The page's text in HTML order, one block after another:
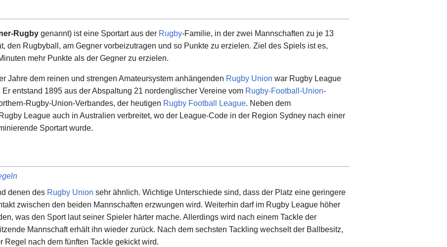
Rugby genannt) ist eine Sportart aus der Rugby-Familie, in der zwei Mannschaften zu je 13
den Rugbyball, am Gegner vorbeizutragen und so Punkte zu erzielen. Ziel des Spiels ist es,
mehr Punkte als der Gegner zu erzielen.
Jahre dem reinen und strengen Amateursystem anhängenden Rugby Union war Rugby League
Er entstand 1895 aus der Abspaltung 21 nordenglischer Vereine vom Rugby-Football-Union-
Rugby-Union-Verbandes, der heutigen Rugby Football League. Neben dem
League auch in Australien verbreitet, wo der League-Code in der Region Sydney nach einer
Sportart wurde.
denen des Rugby Union sehr ähnlich. Wichtige Unterschiede sind, dass der Platz eine geringere
zwischen den beiden Mannschaften erzwungen wird. Weiterhin darf im Rugby League höher
was den Sport laut seiner Spieler härter mache. Allerdings wird nach einem Tackle der
Mannschaft erhält ihn wieder zurück. Nach dem sechsten Tackling wechselt der Ballbesitz,
Regel nach dem fünften Tackle gekickt wird.